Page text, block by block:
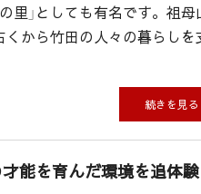
里」としても有名です。祖母
から竹田の人々の暮らしを
続きを見る
能を育んだ環境を追体験